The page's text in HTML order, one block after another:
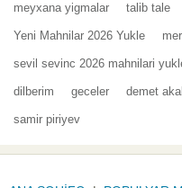
meyxana yigmalar talib tale
Yeni Mahnilar 2026 Yukle
sevil sevinc 2026 mahnilari
dilberim geceler demet
samir piriyev